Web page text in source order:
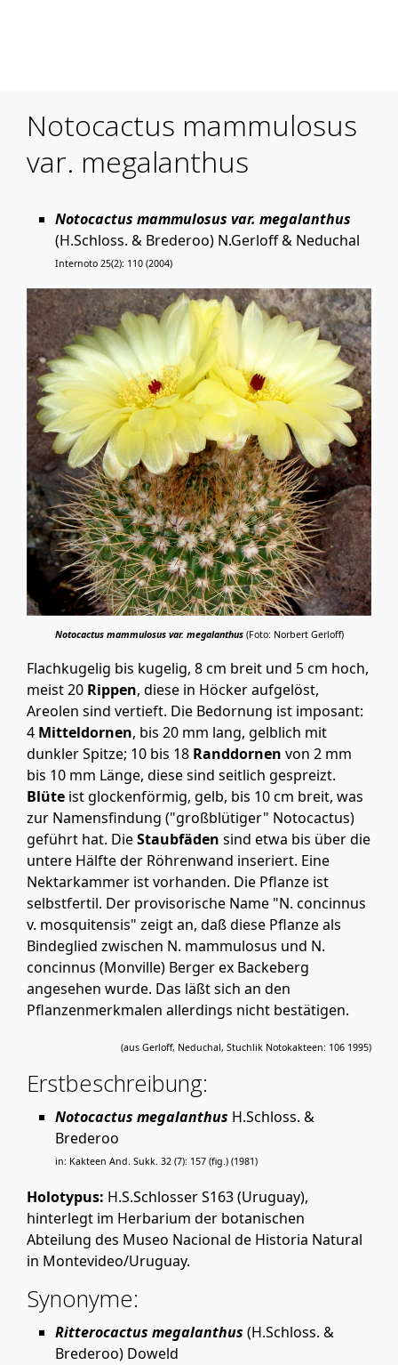
Notocactus mammulosus
var. megalanthus
Notocactus mammulosus var. megalanthus
(H.Schloss. & Brederoo) N.Gerloff & Neduchal
Internoto 25(2): 110 (2004)
Notocactus mammulosus var. megalanthus(Foto: Norbert Gerloff)
Flachkugelig bis kugelig, 8 cm breit und 5 cm hoch,
meist 20 Rippen, diese in Höcker aufgelöst,
Areolen sind vertieft. Die Bedornung ist imposant:
4 Mitteldornen, bis 20 mm lang, gelblich mit
dunkler Spitze; 10 bis 18 Randdornen von 2 mm
bis 10 mm Länge, diese sind seitlich gespreizt.
Blüte ist glockenförmig, gelb, bis 10 cm breit, was
zur Namensfindung ("großblütiger" Notocactus)
geführt hat. DieStaubfäden sind etwa bis über die
untere Hälfte der Röhrenwand inseriert. Eine
Nektarkammer ist vorhanden. Die Pflanze ist
selbstfertil. Der provisorische Name "N. concinnus
v. mosquitensis" zeigt an, daß diese Pflanze als
Bindeglied zwischen N. mammulosus und N.
concinnus (Monville) Berger ex Backeberg
angesehen wurde. Das läßt sich an den
Pflanzenmerkmalen allerdings nicht bestätigen.
(aus Gerloff, Neduchal, Stuchlik Notokakteen: 106 1995)
Erstbeschreibung:
Notocactus megalanthus H.Schloss. &
Brederoo
in: Kakteen And. Sukk. 32 (7): 157 (fig.) (1981)
Holotypus: H.S.Schlosser S163 (Uruguay),
hinterlegt im Herbarium der botanischen
Abteilung des Museo Nacional de Historia Natural
in Montevideo/Uruguay.
Synonyme:
Ritterocactus megalanthus (H.Schloss. &
Brederoo) Doweld